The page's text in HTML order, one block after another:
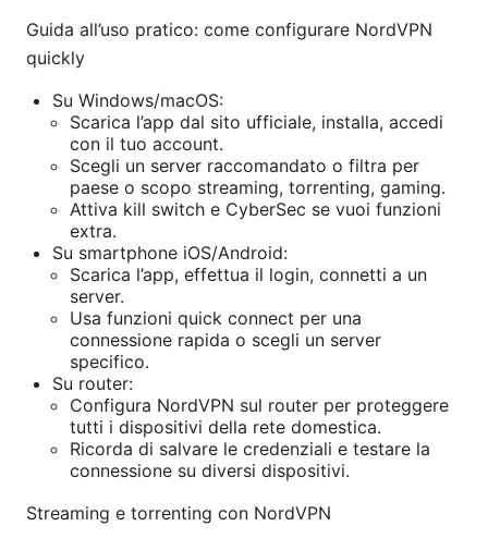
Guida all’uso pratico: come configurare NordVPN
quickly
Su Windows/macOS:
Scarica l’app dal sito ufficiale, installa, accedi
con il tuo account.
Scegli un server raccomandato o filtra per
paese o scopo streaming, torrenting, gaming.
Attiva kill switch e CyberSec se vuoi funzioni
extra.
Su smartphone iOS/Android:
Scarica l’app, effettua il login, connetti a un
server.
Usa funzioni quick connect per una
connessione rapida o scegli un server
specifico.
Su router:
Configura NordVPN sul router per proteggere
tutti i dispositivi della rete domestica.
Ricorda di salvare le credenziali e testare la
connessione su diversi dispositivi.
Streaming e torrenting con NordVPN